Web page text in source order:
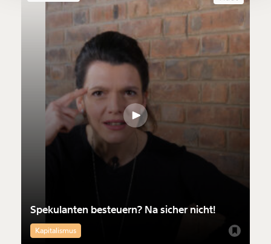
Ich möchte meine Spende verschenken.
Du erhältst eine E-Mail mit deiner
Geschenkurkunde im PDF-Format, welche Du
ausdrucken oder weiterleiten und verschenken
kannst.
1/3
Spekulanten besteuern? Na sicher nicht!
Kapitalismus